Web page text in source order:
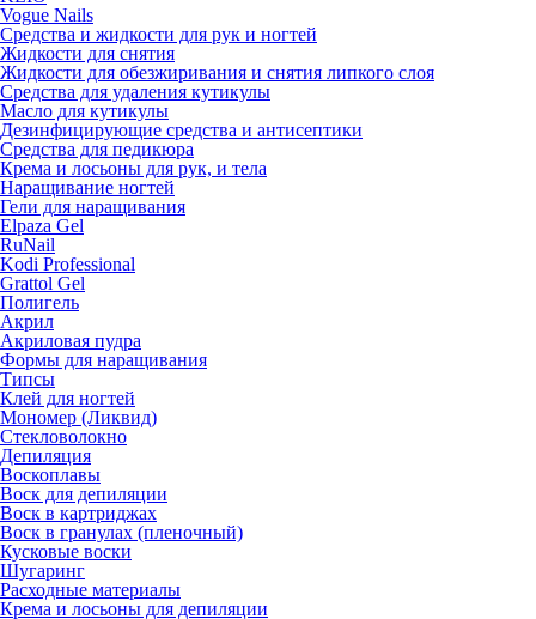
Vogue Nails
Средства и жидкости для рук и ногтей
Жидкости для снятия
Жидкости для обезжиривания и снятия липкого слоя
Средства для удаления кутикулы
Масло для кутикулы
Дезинфицирующие средства и антисептики
Средства для педикюра
Крема и лосьоны для рук, и тела
Наращивание ногтей
Гели для наращивания
Elpaza Gel
RuNail
Kodi Professional
Grattol Gel
Полигель
Акрил
Акриловая пудра
Формы для наращивания
Типсы
Клей для ногтей
Мономер (Ликвид)
Стекловолокно
Депиляция
Воскоплавы
Воск для депиляции
Воск в картриджах
Воск в гранулах (пленочный)
Кусковые воски
Шугаринг
Расходные материалы
Крема и лосьоны для депиляции